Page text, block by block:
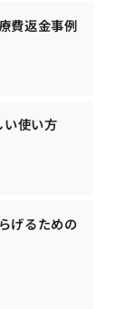
費返金事例
使い方
げるための